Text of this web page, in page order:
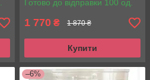
для дому
Готово до відправки 100 од.
1 770 ₴ 1 870 ₴
Купити
–6%